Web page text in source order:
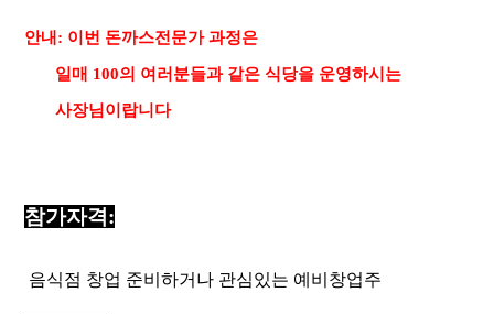
안내: 이번 돈까스전문가 과정은
일매 100의 여러분들과 같은 식당을 운영하시는
사장님이랍니다
참가자격:
음식점 창업 준비하거나 관심있는 예비창업주